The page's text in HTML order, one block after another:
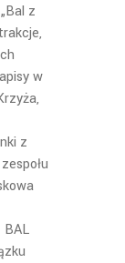
„Bal z
w
z
BAL